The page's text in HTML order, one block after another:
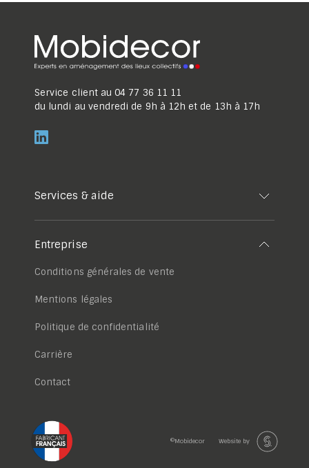
Service client au 04 77 36 11 11
du lundi au vendredi de 9h à 12h et de 13h à 17h
Services & aide
Entreprise
Conditions générales de vente
Mentions légales
Politique de confidentialité
Carrière
Contact
©Mobidecor Website by